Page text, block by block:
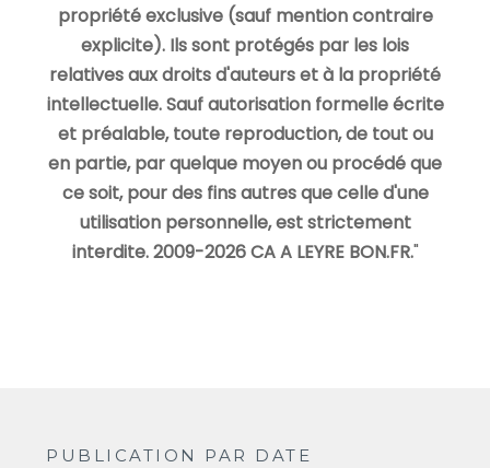
propriété exclusive (sauf mention contraire
explicite). Ils sont protégés par les lois
relatives aux droits d'auteurs et à la propriété
intellectuelle. Sauf autorisation formelle écrite
et préalable, toute reproduction, de tout ou
en partie, par quelque moyen ou procédé que
ce soit, pour des fins autres que celle d'une
utilisation personnelle, est strictement
interdite. 2009-2026 CA A LEYRE BON.FR."
PUBLICATION PAR DATE